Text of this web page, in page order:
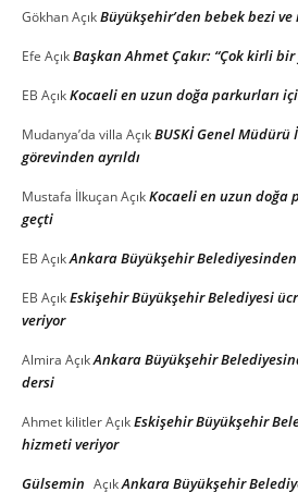
GökhanAçıkBüyükşehir’den bebek bezi
Efe AçıkBaşkan Ahmet Çakır: “Çok kirli
EB AçıkKocaeli en uzun doğa parkurları
Mudanya’da villa AçıkBUSKİ Genel Müdürü
görevinden ayrıldı
Mustafa İlkuçanAçıkKocaeli en uzun doğa
geçti
EB AçıkAnkara Büyükşehir
EB AçıkEskişehir Büyükşehir Belediyesi
veriyor
Almira AçıkAnkara Büyükşehir
dersi
Ahmet kilitlerAçıkEskişehir Büyükşehir
hizmeti veriyor
Gülsemin AçıkAnkara Büyükşehir